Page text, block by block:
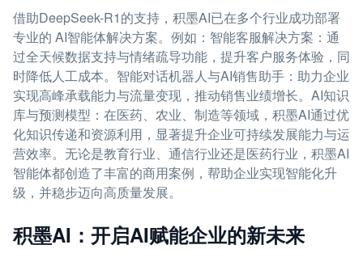
借助DeepSeek-R1的支持，积墨AI已在多个行业成功部署
专业的 AI智能体解决方案。例如：智能客服解决方案：通
过全天候数据支持与情绪疏导功能，提升客户服务体验，同
时降低人工成本。智能对话机器人与AI销售助手：助力企业
实现高峰承载能力与流量变现，推动销售业绩增长。AI知识
库与预测模型：在医药、农业、制造等领域，积墨AI通过优
化知识传递和资源利用，显著提升企业可持续发展能力与运
营效率。无论是教育行业、通信行业还是医药行业，积墨AI
智能体都创造了丰富的商用案例，帮助企业实现智能化升
级，并稳步迈向高质量发展。
积墨AI：开启AI赋能企业的新未来